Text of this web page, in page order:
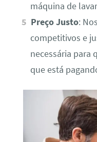
máquina de
Preço Justo:
competitivos e
necessária para
que está